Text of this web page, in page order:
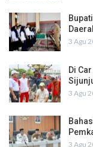
3 Agu
Di
3 Agu
3 Agu